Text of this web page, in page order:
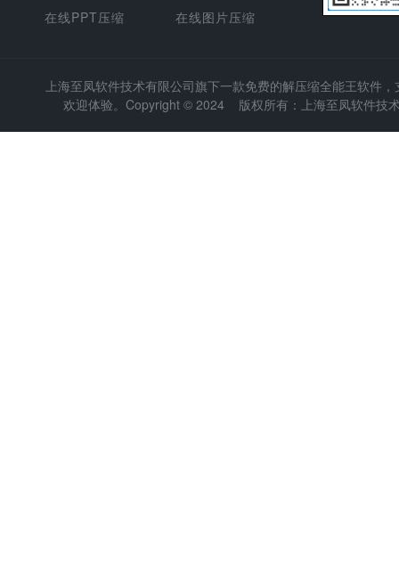
在线PPT压缩
在线图片压缩
上海至凤软件技术有限公司旗下一款免费的解压缩全能王软件
欢迎体验。Copyright © 2024 版权所有：上海至凤软件技